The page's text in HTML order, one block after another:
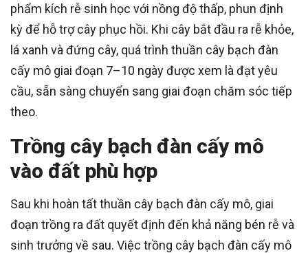
phẩm kích rễ sinh học với nồng độ thấp, phun định
kỳ để hỗ trợ cây phục hồi. Khi cây bắt đầu ra rễ khỏe,
lá xanh và đứng cây, quá trình thuần cây bạch đàn
cấy mô giai đoạn 7–10 ngày được xem là đạt yêu
cầu, sẵn sàng chuyển sang giai đoạn chăm sóc tiếp
theo.
Trồng cây bạch đàn cấy mô
vào đất phù hợp
Sau khi hoàn tất thuần cây bạch đàn cấy mô, giai
đoạn trồng ra đất quyết định đến khả năng bén rễ và
sinh trưởng về sau. Việc trồng cây bạch đàn cấy mô